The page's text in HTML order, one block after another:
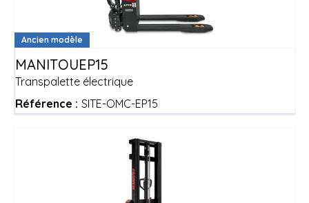
Ancien modèle
Transpalette électrique
MANITOUEP15
Référence : SITE-OMC-EP15